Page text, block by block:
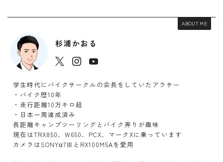
ABOUT ME
杉浦かおる
学生時代にバイクサークルの会長をしていたアラサー
・バイク歴10年
・走行距離10万キロ超
・日本一周達成済み
長距離キャンプツーリングとバイク弄りが趣味
現在はTRX850、W650、PCX、マークXに乗っています
カメラはSONYα7ⅢとRX100M5Aを愛用